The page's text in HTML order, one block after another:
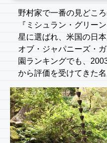
野村家で一番の見どこ
『ミシュラン・グリー
星に選ばれ、米国の日
オブ・ジャパニーズ・
園ランキングでも、
から評価を受けてきた名